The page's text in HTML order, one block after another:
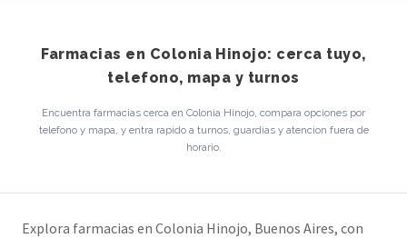
Farmacias en Colonia Hinojo: cerca tuyo,
telefono, mapa y turnos
Encuentra farmacias cerca en Colonia Hinojo, compara opciones por
telefono y mapa, y entra rapido a turnos, guardias y atencion fuera de
horario.
Explora farmacias en Colonia Hinojo, Buenos Aires, con